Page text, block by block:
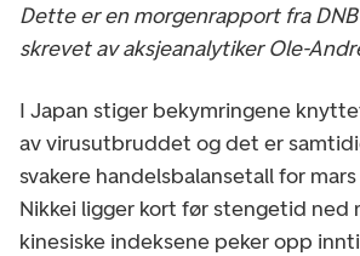
Dette er en morgenrapport fra
skrevet av aksjeanalytiker Ole-
I Japan stiger bekymringene
av virusutbruddet og det er
svakere handelsbalansetall for
Nikkei ligger kort før stengetid ned
kinesiske indeksene peker opp